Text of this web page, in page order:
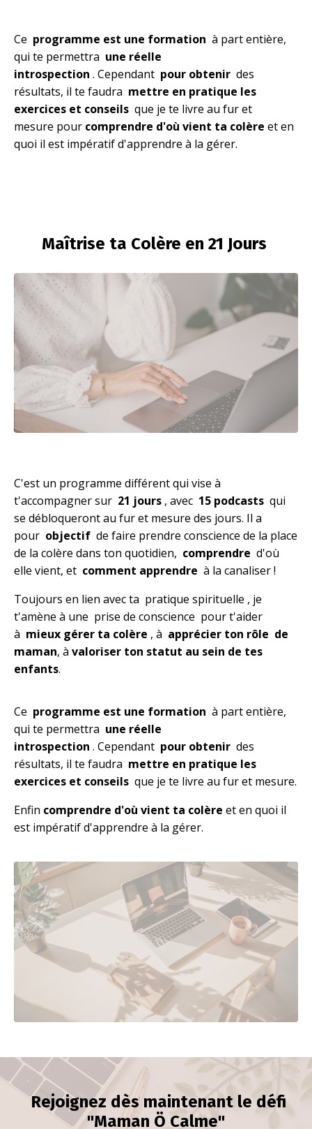
Ce programme est une formation à part entière,
qui te permettra une réelle
introspection . Cependant pour obtenir des
résultats, il te faudra mettre en pratique les
exercices et conseils que je te livre au fur et
mesure pour comprendre d'où vient ta colère et en
quoi il est impératif d'apprendre à la gérer.
Maîtrise ta Colère en 21 Jours
C'est un programme différent qui vise à
t'accompagner sur 21 jours , avec 15 podcasts qui
se débloqueront au fur et mesure des jours. Il a
pour objectif de faire prendre conscience de la place
de la colère dans ton quotidien, comprendre d'où
elle vient, et comment apprendre à la canaliser !
Toujours en lien avec ta pratique spirituelle , je
t'amène à une prise de conscience pour t'aider
à mieux gérer ta colère , à apprécier ton rôle de
maman, à valoriser ton statut au sein de tes
enfants.
Ce programme est une formation à part entière,
qui te permettra une réelle
introspection . Cependant pour obtenir des
résultats, il te faudra mettre en pratique les
exercices et conseils que je te livre au fur et mesure.
Enfin comprendre d'où vient ta colère et en quoi il
est impératif d'apprendre à la gérer.
Rejoignez dès maintenant le défi
"Maman Ö Calme"